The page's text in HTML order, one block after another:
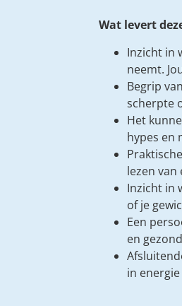
Wat levert
Inzicht in
neemt.
Begrip
scherpte
Het
hypes en
lezen van
Inzicht in
of je
Een
en
in